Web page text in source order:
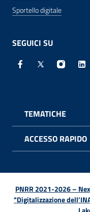
Sportello digitale
SEGUICI SU
Facebook - Sito
X - Sito
TEMATICHE
ACCESSO RAPIDO
PNRR 2021-2026 –
"Digitalizzazione